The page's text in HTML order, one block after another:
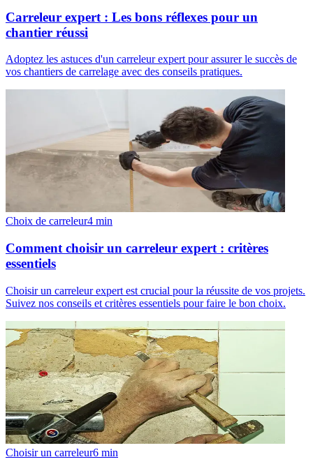
Carreleur expert : Les bons réflexes pour un
chantier réussi
Adoptez les astuces d'un carreleur expert pour assurer le succès de
vos chantiers de carrelage avec des conseils pratiques.
Choix de carreleur4 min
Comment choisir un carreleur expert : critères
essentiels
Choisir un carreleur expert est crucial pour la réussite de vos projets.
Suivez nos conseils et critères essentiels pour faire le bon choix.
Choisir un carreleur6 min